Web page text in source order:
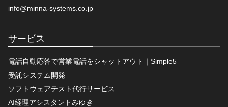
info@minna-systems.co.jp
サービス
電話自動応答で営業電話をシャットアウト｜Simple5
受託システム開発
ソフトウェアテスト代行サービス
AI経理アシスタントみゆき